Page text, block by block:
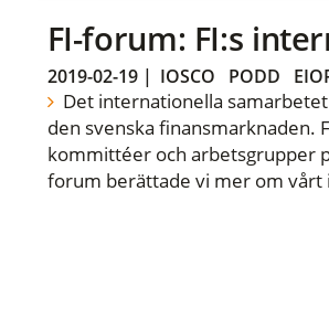
FI-forum: FI:s
2019-02-19| IOSCO PODD
Det internationella
den svenska finansmarknaden.
kommittéer och arbetsgrupper
forum berättade vi mer om